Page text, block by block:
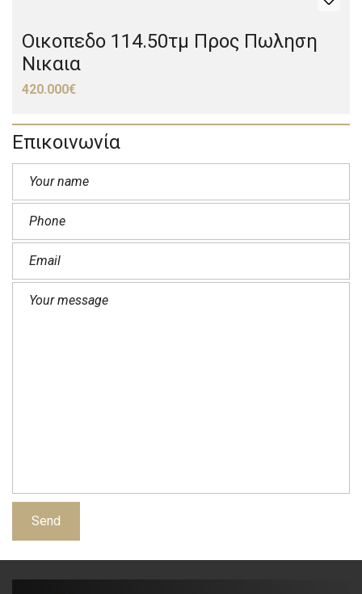
Οικοπεδο 114.50τμ Προς Πωληση
Νικαια
420.000€
Επικοινωνία